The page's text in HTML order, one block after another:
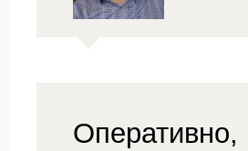
Оперативно,